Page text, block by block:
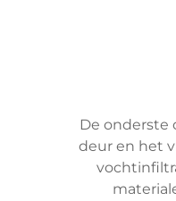
De onderste
deur en het